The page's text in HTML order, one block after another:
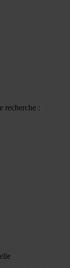
recherche :